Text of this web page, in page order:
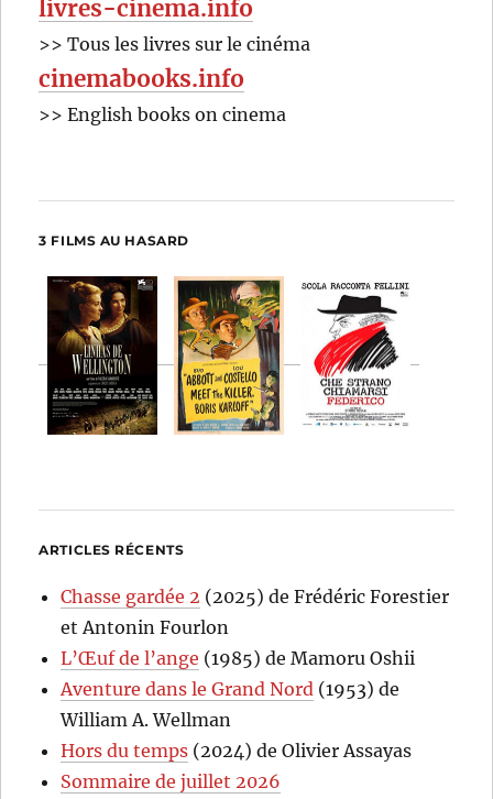
livres-cinema.info
>> Tous les livres sur le cinéma
cinemabooks.info
>> English books on cinema
3 FILMS AU HASARD
ARTICLES RÉCENTS
Chasse gardée 2 (2025) de Frédéric Forestier
et Antonin Fourlon
L’Œuf de l’ange (1985) de Mamoru Oshii
Aventure dans le Grand Nord (1953) de
William A. Wellman
Hors du temps (2024) de Olivier Assayas
Sommaire de juillet 2026